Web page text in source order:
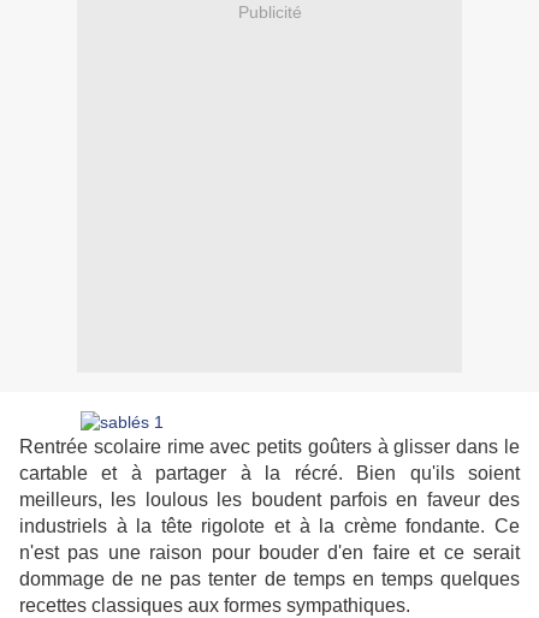
Publicité
Rentrée scolaire rime avec petits goûters à glisser dans le
cartable et à partager à la récré. Bien qu'ils soient
meilleurs, les loulous les boudent parfois en faveur des
industriels à la tête rigolote et à la crème fondante. Ce
n'est pas une raison pour bouder d'en faire et ce serait
dommage de ne pas tenter de temps en temps quelques
recettes classiques aux formes sympathiques.